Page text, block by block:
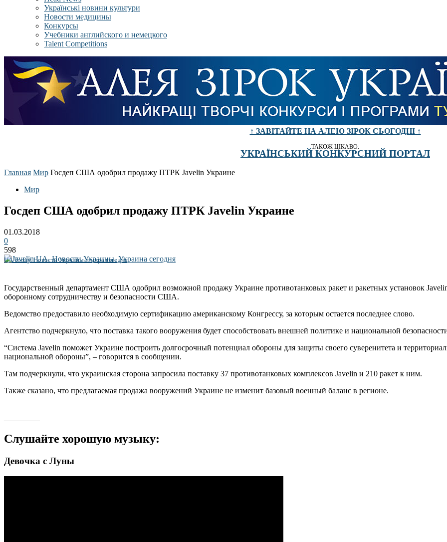
Українські новини культури
Новости медицины
Конкурсы
Учебники английского и немецкого
Talent Competitions
↑ ЗАВІТАЙТЕ НА АЛЕЮ ЗІРОК СЬОГОДНІ ↑
ТАКОЖ ЦІКАВО:
УКРАЇНСЬКИЙ КОНКУРСНИЙ ПОРТАЛ
Главная Мир Госдеп США одобрил продажу ПТРК Javelin Украине
Мир
Госдеп США одобрил продажу ПТРК Javelin Украине
01.03.2018
0
598
UA Today. Новости Украины и мира сегодня
Государственный департамент США одобрил возможной продажу Украине противотанковых ракет и ракетных установок
оборонному сотрудничеству и безопасности США.
Ведомство предоставило необходимую сертификацию американскому Конгрессу, за которым остается последнее слово.
Агентство подчеркнуло, что поставка такого вооружения будет способствовать внешней политике и национальной
“Система Javelin поможет Украине построить долгосрочный потенциал обороны для защиты своего суверенитета и
национальной обороны”, – говорится в сообщении.
Там подчеркнули, что украинская сторона запросила поставку 37 противотанковых комплексов Javelin и 210 ракет к ним.
Также сказано, что предлагаемая продажа вооружений Украине не изменит базовый военный баланс в регионе.
Слушайте хорошую музыку:
Девочка с Луны